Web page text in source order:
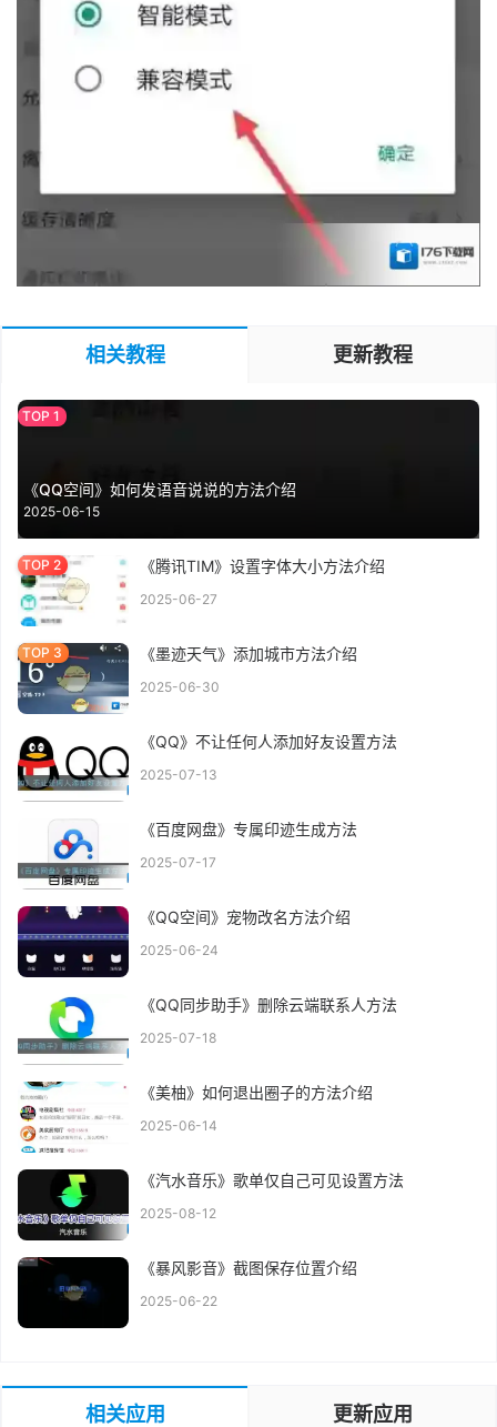
相关教程 更新教程
《QQ空间》如何发语音说说的方法介绍
2025-06-15
《腾讯TIM》设置字体大小方法介绍
2025-06-27
《墨迹天气》添加城市方法介绍
2025-06-30
《QQ》不让任何人添加好友设置方法
2025-07-13
《百度网盘》专属印迹生成方法
2025-07-17
《QQ空间》宠物改名方法介绍
2025-06-24
《QQ同步助手》删除云端联系人方法
2025-07-18
《美柚》如何退出圈子的方法介绍
2025-06-14
《汽水音乐》歌单仅自己可见设置方法
2025-08-12
《暴风影音》截图保存位置介绍
2025-06-22
相关应用 更新应用